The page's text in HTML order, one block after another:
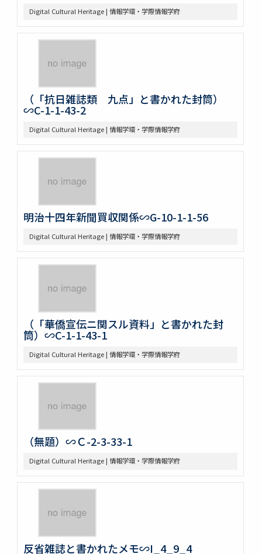
Digital Cultural Heritage | 情報学環・学際情報学府
（「抗日雑誌類 九点」と書かれた封筒）
∽C-1-1-43-2
Digital Cultural Heritage | 情報学環・学際情報学府
明治十四年新聞買収関係∽G-10-1-1-56
Digital Cultural Heritage | 情報学環・学際情報学府
（「華僑宣伝ニ関スル資料」と書かれた封
筒）∽C-1-1-43-1
Digital Cultural Heritage | 情報学環・学際情報学府
（無題）∽Ｃ-2-3-33-1
Digital Cultural Heritage | 情報学環・学際情報学府
反省雑誌と書かれたメモ∽I_4_9_4